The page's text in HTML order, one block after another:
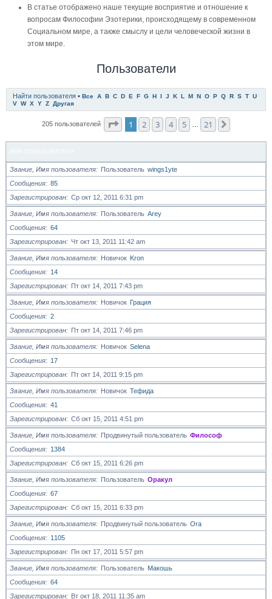
В статье отображено наше текущие восприятие и отношение к
вопросам Философии Эзотерики, происходящему в современном
Социальном мире, а также смыслу и цели человеческой жизни в
этом мире.
Пользователи
Найти пользователя • Все A B C D E F G H I J K L M N O P Q R S T U
V W X Y Z Другая
205 пользователей Страница1 из
1 2 3 4 5 21
Звание, Имя пользователя Пользователь wings1yte
Сообщения
85
Зарегистрирован
Ср окт 12, 2011 6:31 pm
Звание, Имя пользователя Пользователь Arey
Сообщения
64
Зарегистрирован
Чт окт 13, 2011 11:42 am
Звание, Имя пользователя Новичок Kron
Сообщения
14
Зарегистрирован
Пт окт 14, 2011 7:43 pm
Звание, Имя пользователя Новичок Грация
Сообщения
2
Зарегистрирован
Пт окт 14, 2011 7:46 pm
Звание, Имя пользователя Новичок Selena
Сообщения
17
Зарегистрирован
Пт окт 14, 2011 9:15 pm
Звание, Имя пользователя Новичок Тефида
Сообщения
41
Зарегистрирован
Сб окт 15, 2011 4:51 pm
Звание, Имя пользователя Продвинутый пользователь Философ
Сообщения
1384
Зарегистрирован
Сб окт 15, 2011 6:26 pm
Звание, Имя пользователя Пользователь Оракул
Сообщения
67
Зарегистрирован
Сб окт 15, 2011 6:33 pm
Звание, Имя пользователя Продвинутый пользователь Ora
Сообщения
1105
Зарегистрирован
Пн окт 17, 2011 5:57 pm
Звание, Имя пользователя Пользователь Макошь
Сообщения
64
Зарегистрирован
Вт окт 18, 2011 11:35 am